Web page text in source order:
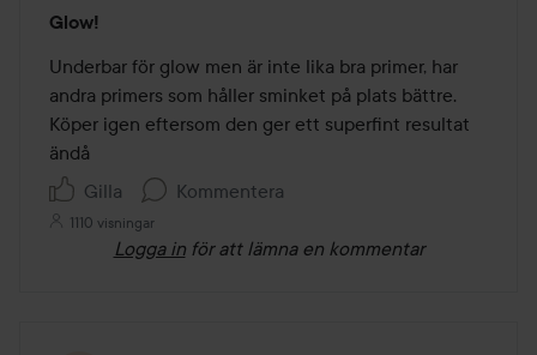
4
av
5
Glow!
Underbar för glow men är inte lika bra primer, har
andra primers som håller sminket på plats bättre.
Köper igen eftersom den ger ett superfint resultat
ändå
Gilla
Kommentera
1110 visningar
Logga in för att lämna en kommentar